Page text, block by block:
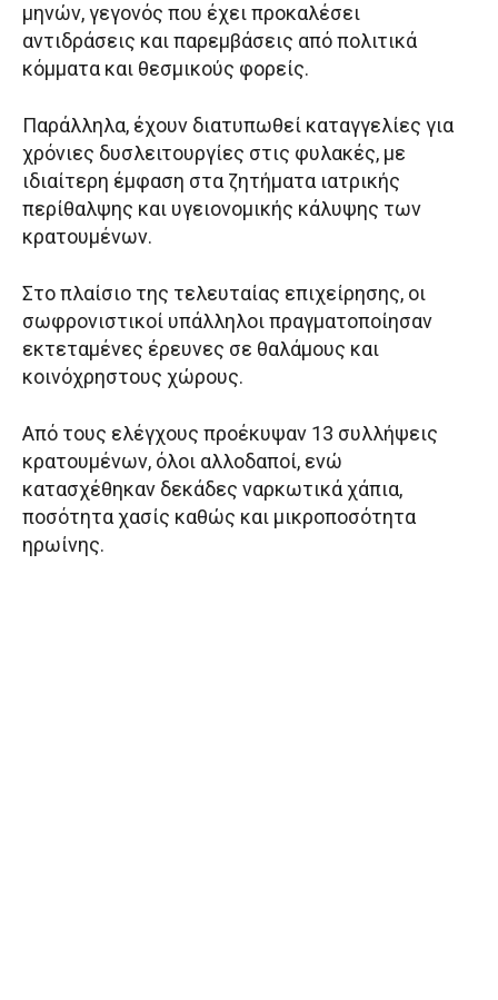
μηνών, γεγονός που έχει προκαλέσει
αντιδράσεις και παρεμβάσεις από πολιτικά
κόμματα και θεσμικούς φορείς.
Παράλληλα, έχουν διατυπωθεί καταγγελίες για
χρόνιες δυσλειτουργίες στις φυλακές, με
ιδιαίτερη έμφαση στα ζητήματα ιατρικής
περίθαλψης και υγειονομικής κάλυψης των
κρατουμένων.
Στο πλαίσιο της τελευταίας επιχείρησης, οι
σωφρονιστικοί υπάλληλοι πραγματοποίησαν
εκτεταμένες έρευνες σε θαλάμους και
κοινόχρηστους χώρους.
Από τους ελέγχους προέκυψαν 13 συλλήψεις
κρατουμένων, όλοι αλλοδαποί, ενώ
κατασχέθηκαν δεκάδες ναρκωτικά χάπια,
ποσότητα χασίς καθώς και μικροποσότητα
ηρωίνης.